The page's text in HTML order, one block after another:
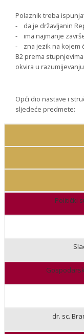
Polaznik treba
- da je državljanin
- ima najmanje
- zna jezik na kojem
B2 prema
okvira u
Opći dio nastave i
sljedeće predmete:
Politički
dr. sc.